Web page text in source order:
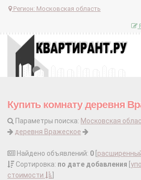
Регион: Московская область
Купить комнату деревня
Параметры поиска: Московская
деревня Вражеское
Найдено объявлений: 0
Сортировка: по дате добавления
стоимости